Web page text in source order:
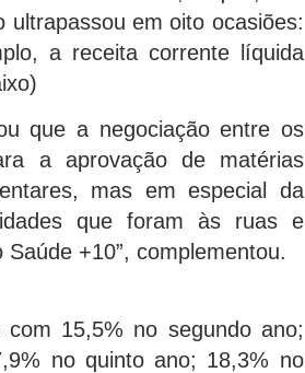
em oito ocasiões:
a receita corrente líquida
que a negociação entre os
a aprovação de matérias
mas em especial da
que foram às ruas e
+10”, complementou.
15,5% no segundo ano;
no quinto ano; 18,3% no